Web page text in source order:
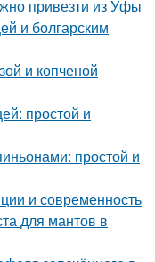
привезти из Уфы
и болгарским
и копченой
простой и
простой и
и современность
для мантов в